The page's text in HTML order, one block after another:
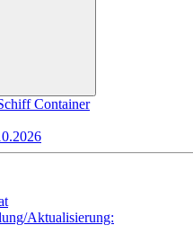
Container
Aktualisierung: